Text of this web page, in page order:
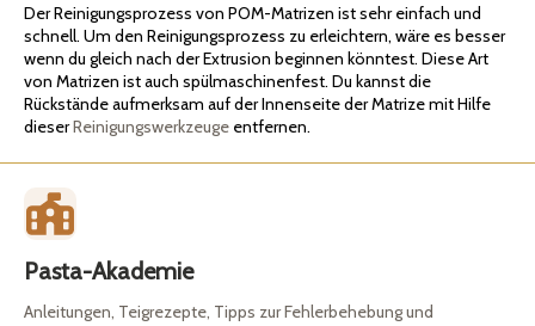
Der Reinigungsprozess von POM-Matrizen ist sehr einfach und
schnell. Um den Reinigungsprozess zu erleichtern, wäre es besser
wenn du gleich nach der Extrusion beginnen könntest. Diese Art
von Matrizen ist auch spülmaschinenfest. Du kannst die
Rückstände aufmerksam auf der Innenseite der Matrize mit Hilfe
dieserReinigungswerkzeuge entfernen.
Pasta-Akademie
Anleitungen, Teigrezepte, Tipps zur Fehlerbehebung und